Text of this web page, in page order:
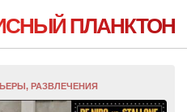
ПЛАНКТОН
, РАЗВЛЕЧЕНИЯ